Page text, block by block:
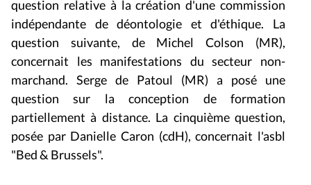
indépendante de déontologie et d'éthique. La
question suivante, de Michel Colson (MR),
concernait les manifestations du secteur non-
marchand. Serge de Patoul (MR) a posé une
question sur la conception de formation
partiellement à distance. La cinquième question,
posée par Danielle Caron (cdH), concernait l'asbl
"Bed & Brussels".